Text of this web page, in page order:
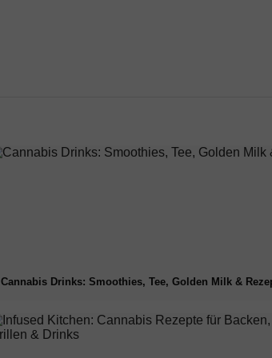
Cannabis Drinks: Smoothies, Tee, Golden Milk &